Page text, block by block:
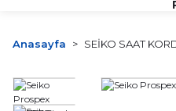
Anasayfa SEİKO SAAT